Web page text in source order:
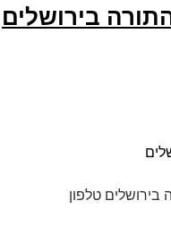
בירושלים
טלפון